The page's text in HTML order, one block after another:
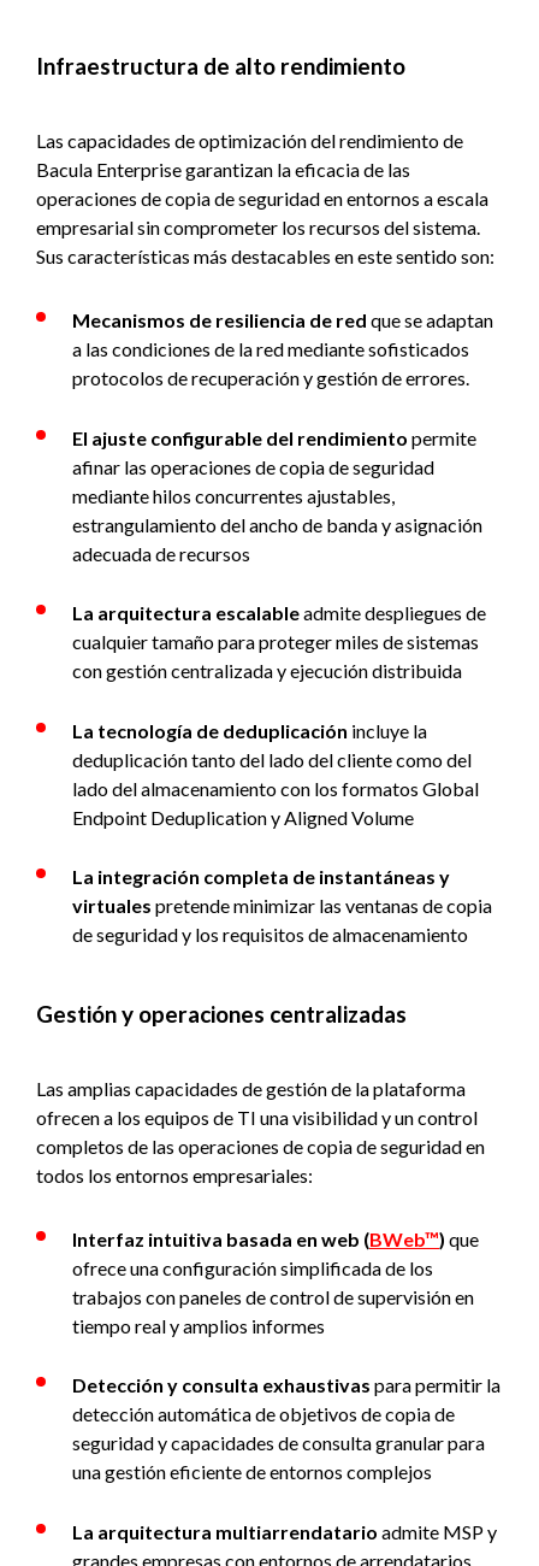
Infraestructura de alto rendimiento
Las capacidades de optimización del rendimiento de
Bacula Enterprise garantizan la eficacia de las
operaciones de copia de seguridad en entornos a escala
empresarial sin comprometer los recursos del sistema.
Sus características más destacables en este sentido son:
Mecanismos de resiliencia de red que se adaptan
a las condiciones de la red mediante sofisticados
protocolos de recuperación y gestión de errores.
El ajuste configurable del rendimiento permite
afinar las operaciones de copia de seguridad
mediante hilos concurrentes ajustables,
estrangulamiento del ancho de banda y asignación
adecuada de recursos
La arquitectura escalableadmite despliegues de
cualquier tamaño para proteger miles de sistemas
con gestión centralizada y ejecución distribuida
La tecnología de deduplicación incluye la
deduplicación tanto del lado del cliente como del
lado del almacenamiento con los formatos Global
Endpoint Deduplication y Aligned Volume
La integración completa de instantáneas y
virtuales pretende minimizar las ventanas de copia
de seguridad y los requisitos de almacenamiento
Gestión y operaciones centralizadas
Las amplias capacidades de gestión de la plataforma
ofrecen a los equipos de TI una visibilidad y un control
completos de las operaciones de copia de seguridad en
todos los entornos empresariales:
Interfaz intuitiva basada en web (BWeb™) que
ofrece una configuración simplificada de los
trabajos con paneles de control de supervisión en
tiempo real y amplios informes
Detección y consulta exhaustivas para permitir la
detección automática de objetivos de copia de
seguridad y capacidades de consulta granular para
una gestión eficiente de entornos complejos
La arquitectura multiarrendatario admite MSP y
grandes empresas con entornos de arrendatarios